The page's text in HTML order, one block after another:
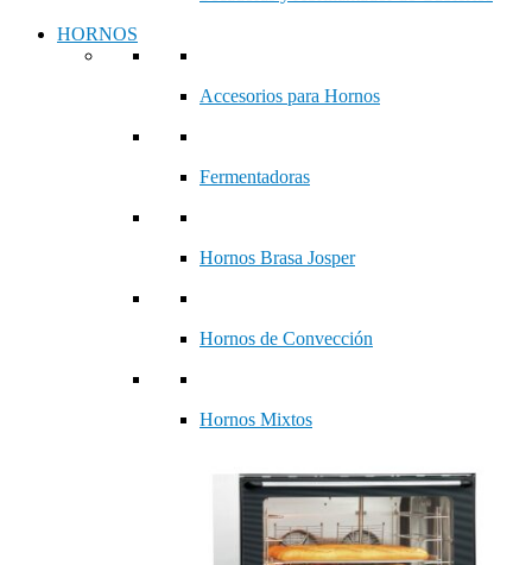
HORNOS
Accesorios para Hornos
Fermentadoras
Hornos Brasa Josper
Hornos de Convección
Hornos Mixtos